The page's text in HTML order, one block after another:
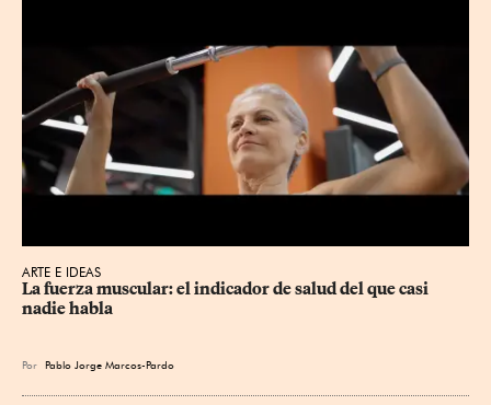
ARTE E IDEAS
La fuerza muscular: el indicador de salud del que casi
nadie habla
Por Pablo Jorge Marcos-Pardo